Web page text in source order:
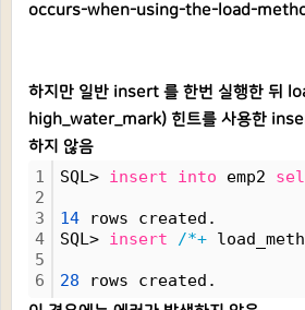
occurs-when-using-the-load-
하지만 일반 insert 를 한번 실행한 뒤
high_water_mark) 힌트를 사용한
하지 않음
1
2
3
4
5
6
SQL> insert into emp2
14 rows created.
SQL> insert /*+
28 rows created.